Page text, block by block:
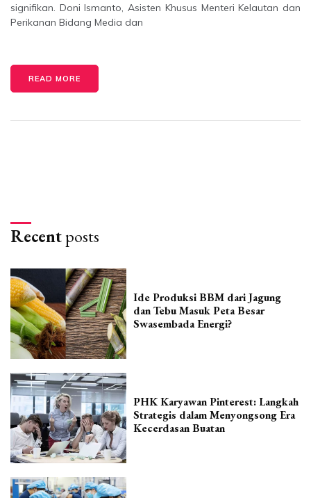
signifikan. Doni Ismanto, Asisten Khusus Menteri Kelautan dan
Perikanan Bidang Media dan
READ MORE
Recentposts
Ide Produksi BBM dari Jagung
dan Tebu Masuk Peta Besar
Swasembada Energi?
PHK Karyawan Pinterest: Langkah
Strategis dalam Menyongsong Era
Kecerdasan Buatan